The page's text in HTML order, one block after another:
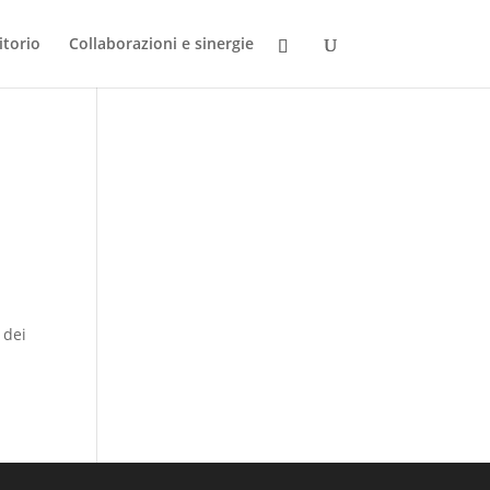
Collaborazioni e sinergie
dei